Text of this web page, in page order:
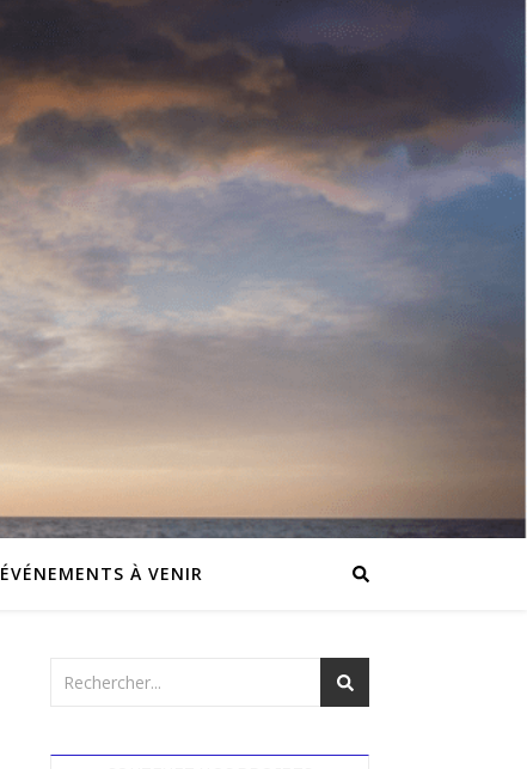
ÉVÉNEMENTS À VENIR